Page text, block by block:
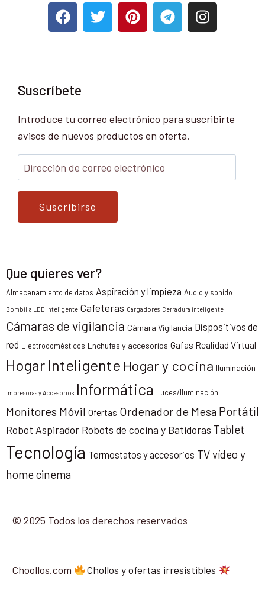
Suscríbete
Introduce tu correo electrónico para suscribirte
avisos de nuevos productos en oferta.
Suscribirse
Que quieres ver?
Almacenamiento de datos Aspiración y limpieza Audio y sonido
Bombilla LED Inteligente Cafeteras Cargadores Cerradura inteligente
Cámaras de vigilancia Cámara Vigilancia Dispositivos de
red Electrodomésticos Enchufes y accesorios Gafas Realidad Virtual
Hogar Inteligente Hogar y cocina Iluminación
Impresoras y Accesorios Informática Luces/Iluminación
Monitores Móvil Ofertas Ordenador de Mesa Portátil
Robot Aspirador Robots de cocina y Batidoras Tablet
Tecnología Termostatos y accesorios TV vídeo y
home cinema
© 2025 Todos los derechos reservados
Choollos.com Chollos y ofertas irresistibles